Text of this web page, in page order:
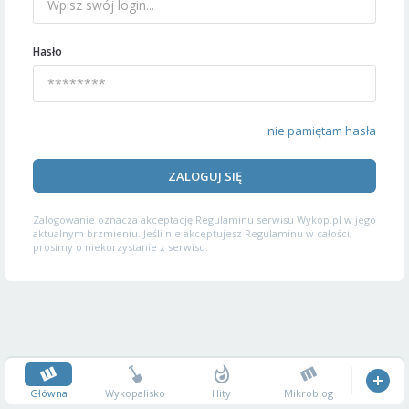
Hasło
nie pamiętam hasła
ZALOGUJ SIĘ
Zalogowanie oznacza akceptację Regulaminu serwisu Wykop.pl w jego
aktualnym brzmieniu. Jeśli nie akceptujesz Regulaminu w całości,
prosimy o niekorzystanie z serwisu.
Główna Wykopalisko Hity Mikroblog